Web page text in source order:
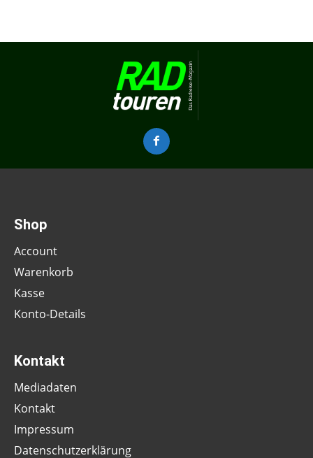
Shop
Account
Warenkorb
Kasse
Konto-Details
Kontakt
Mediadaten
Kontakt
Impressum
Datenschutzerklärung